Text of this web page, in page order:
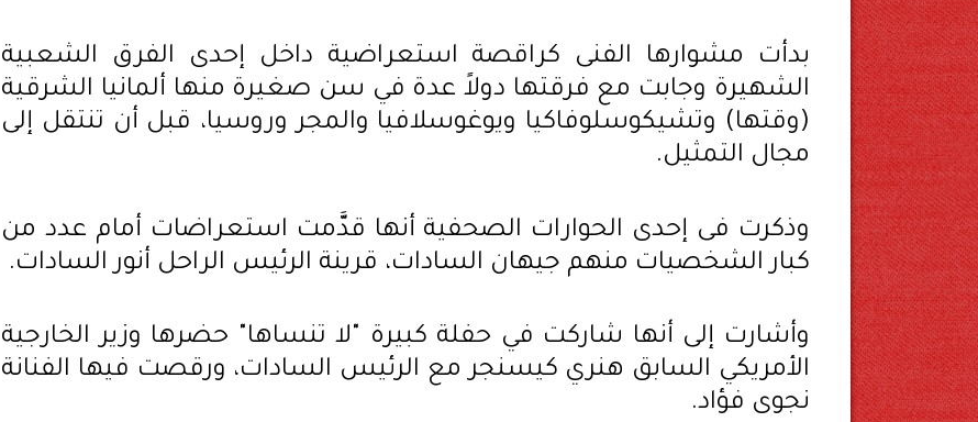
بدأت مشوارها الفنى كراقصة استعراضية داخل إحدى الفرق الشعبية
الشهيرة وجابت مع فرقتها دولاً عدة في سن صغيرة منها ألمانيا الشرقية
(وقتها) وتشيكوسلوفاكيا ويوغوسلافيا والمجر وروسيا، قبل أن تنتقل إلى
مجال التمثيل.
وذكرت فى إحدى الحوارات الصحفية أنها قدَّمت استعراضات أمام عدد من
كبار الشخصيات منهم جيهان السادات، قرينة الرئيس الراحل أنور السادات.
وأشارت إلى أنها شاركت في حفلة كبيرة "لا تنساها" حضرها وزير الخارجية
الأمريكي السابق هنري كيسنجر مع الرئيس السادات، ورقصت فيها الفنانة
نجوى فؤاد.